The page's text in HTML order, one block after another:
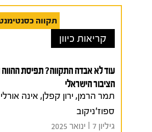
תקווה
קריאות כיוון
עוד לא אבדה התקווה? תפיסת
הציבור הישראלי
תמר הרמן, ירון קפלן, אינה אורלי
ספוז'ניקוב
גיליון 7 I ינואר 2025